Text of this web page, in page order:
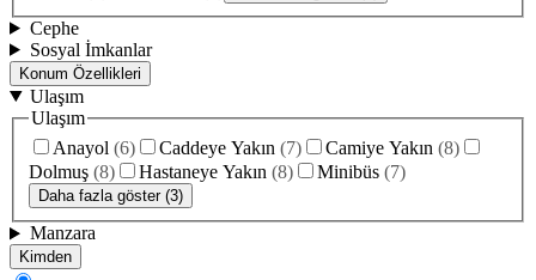
Cephe
Sosyal İmkanlar
Konum Özellikleri
Ulaşım
Ulaşım
Anayol (6) Caddeye Yakın (7) Camiye Yakın (8)
Dolmuş (8) Hastaneye Yakın (8) Minibüs (7)
Daha fazla göster (3)
Manzara
Kimden